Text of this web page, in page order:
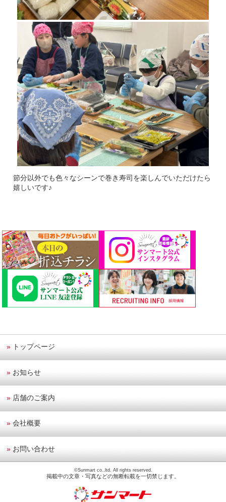
節分以外でも色々なシーンで巻き寿司を楽しんでいただけたら
嬉しいです♪
» トップページ
» お知らせ
» 店舗のご案内
»会社概要
» お問い合わせ
©Sunmart co.,ltd. All rights reserved.
掲載中の文章・写真などの無断転載を一切禁じます。